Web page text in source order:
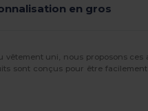
en gros
vêtement uni, nous proposons
sont conçus pour être